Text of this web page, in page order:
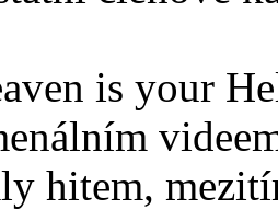
is your
hitem,